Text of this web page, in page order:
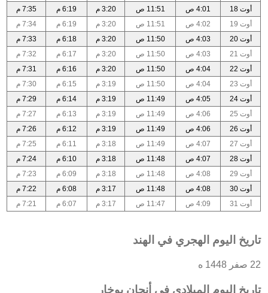
أوت 18
4:01 ص 11:51 ص 3:20 م 6:19 م
7:35 م
أوت 19
4:02 ص 11:51 ص 3:20 م 6:19 م
7:34 م
أوت 20
4:03 ص 11:50 ص 3:20 م 6:18 م
7:33 م
أوت 21
4:03 ص 11:50 ص 3:20 م 6:17 م
7:32 م
أوت 22
4:04 ص 11:50 ص 3:20 م 6:16 م
7:31 م
أوت 23
4:04 ص 11:50 ص 3:19 م 6:15 م
7:30 م
أوت 24
4:05 ص 11:49 ص 3:19 م 6:14 م
7:29 م
أوت 25
4:06 ص 11:49 ص 3:19 م 6:13 م
7:27 م
أوت 26
4:06 ص 11:49 ص 3:19 م 6:12 م
7:26 م
أوت 27
4:07 ص 11:49 ص 3:18 م 6:11 م
7:25 م
أوت 28
4:07 ص 11:48 ص 3:18 م 6:10 م
7:24 م
أوت 29
4:08 ص 11:48 ص 3:18 م 6:09 م
7:23 م
أوت 30
4:08 ص 11:48 ص 3:17 م 6:08 م
7:22 م
أوت 31
4:09 ص 11:47 ص 3:17 م 6:07 م 7:21 م
تاريخ اليوم الهجري في الهند
22 صفر 1448 ه
تاريخ اليوم الميلادي في أنجان بوخار